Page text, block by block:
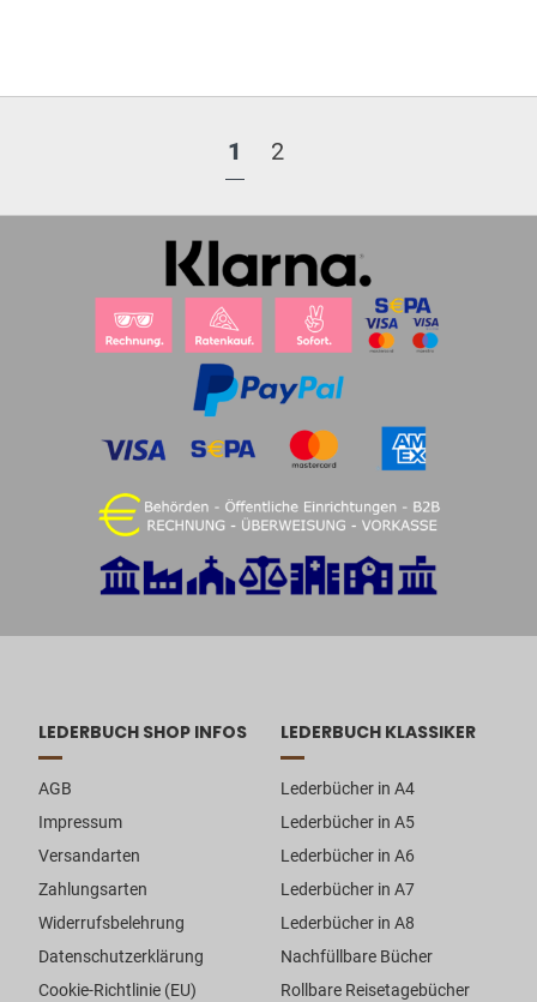
1 2
LEDERBUCH SHOP INFOS
AGB
Impressum
Versandarten
Zahlungsarten
Widerrufsbelehrung
Datenschutzerklärung
Cookie-Richtlinie (EU)
LEDERBUCH KLASSIKER
Lederbücher in A4
Lederbücher in A5
Lederbücher in A6
Lederbücher in A7
Lederbücher in A8
Nachfüllbare Bücher
Rollbare Reisetagebücher